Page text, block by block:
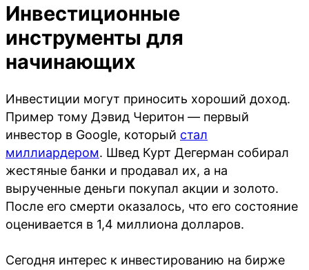
Инвестиционные
инструменты для
начинающих
Инвестиции могут приносить хороший доход.
Пример тому Дэвид Черитон — первый
инвестор в Google, который стал
миллиардером. Швед Курт Дегерман собирал
жестяные банки и продавал их, а на
вырученные деньги покупал акции и золото.
После его смерти оказалось, что его состояние
оценивается в 1,4 миллиона долларов.
Сегодня интерес к инвестированию на бирже